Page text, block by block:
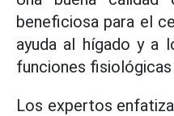
beneficiosa para el
ayuda al hígado y a
funciones
Los expertos